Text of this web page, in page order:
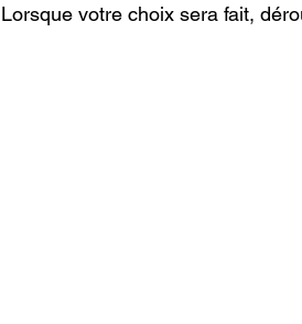
Lorsque votre choix sera fait,